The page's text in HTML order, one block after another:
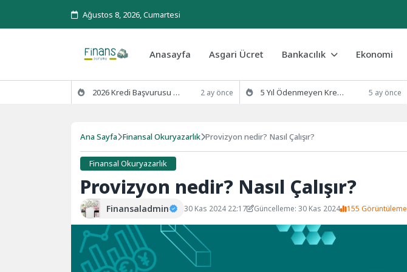
Ağustos 8, 2026, Cumartesi
Anasayfa Asgari Ücret Bankacılık Ekonomi
2026 Kredi Başvurusu Kaç Günde Sonuçlanır? 2 ay önce 5 Yıl Ödenmeyen Kredi Borcu Silinir mi? 2026 Yasal Süreç ve Çözümler 5 ay önce
Ana Sayfa Finansal Okuryazarlık Provizyon nedir? Nasıl Çalışır?
Finansal Okuryazarlık
Provizyon nedir? Nasıl Çalışır?
Finansaladmin 30 Kas 2024 22:17 Güncelleme: 30 Kas 2024 155 Görüntüleme